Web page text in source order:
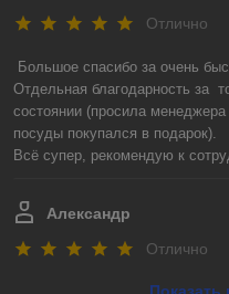
Отлично
Большое спасибо за очень
Отдельная благодарность за
состоянии (просила
посуды покупался в подарок).
Всё супер, рекомендую к
Александр
Отлично